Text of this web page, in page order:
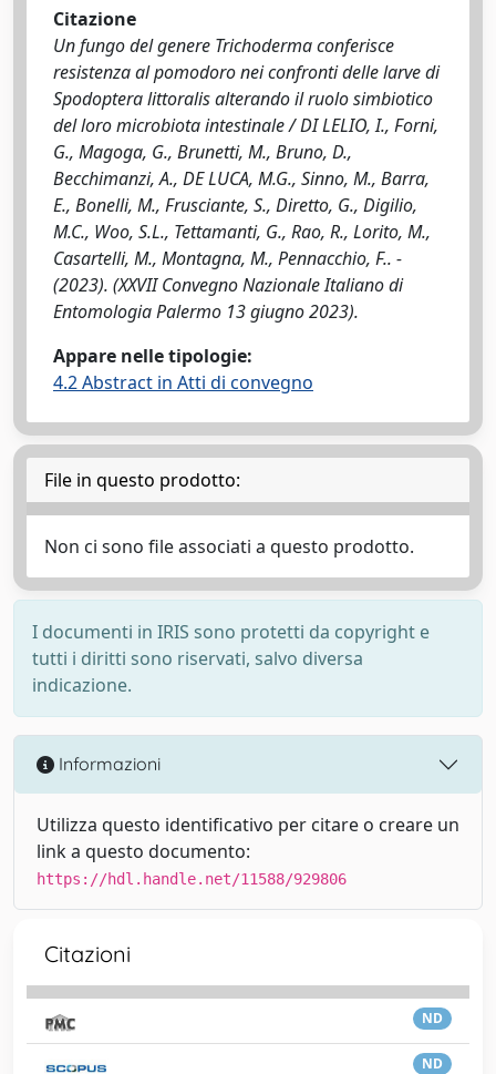
Citazione
Un fungo del genere Trichoderma conferisce
resistenza al pomodoro nei confronti delle larve di
Spodoptera littoralis alterando il ruolo simbiotico
del loro microbiota intestinale / DI LELIO, I., Forni,
G., Magoga, G., Brunetti, M., Bruno, D.,
Becchimanzi, A., DE LUCA, M.G., Sinno, M., Barra,
E., Bonelli, M., Frusciante, S., Diretto, G., Digilio,
M.C., Woo, S.L., Tettamanti, G., Rao, R., Lorito, M.,
Casartelli, M., Montagna, M., Pennacchio, F.. -
(2023). (XXVII Convegno Nazionale Italiano di
Entomologia Palermo 13 giugno 2023).
Appare nelle tipologie:
4.2 Abstract in Atti di convegno
File in questo prodotto:
Non ci sono file associati a questo prodotto.
I documenti in IRIS sono protetti da copyright e
tutti i diritti sono riservati, salvo diversa
indicazione.
Informazioni
Utilizza questo identificativo per citare o creare un
link a questo documento:
https://hdl.handle.net/11588/929806
Citazioni
ND
ND